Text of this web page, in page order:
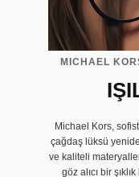
MICHAEL
Michael Kors,
çağdaş lüksü
ve kaliteli
göz alıcı bir